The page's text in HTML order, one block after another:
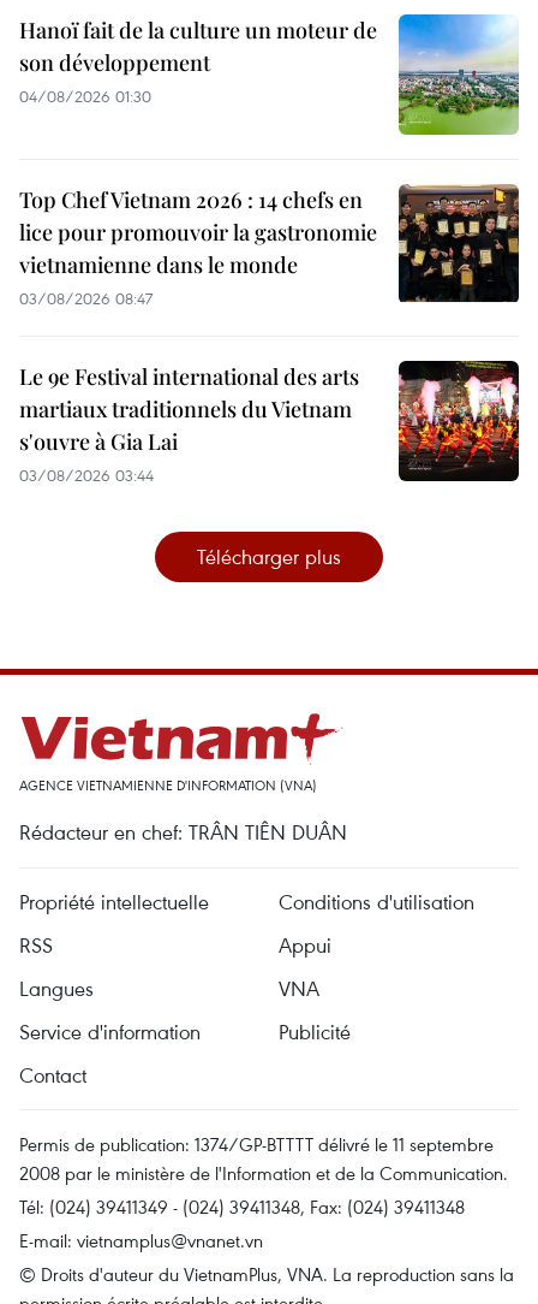
Hanoï fait de la culture un moteur de
son développement
04/08/2026 01:30
Top Chef Vietnam 2026 : 14 chefs en
lice pour promouvoir la gastronomie
vietnamienne dans le monde
03/08/2026 08:47
Le 9e Festival international des arts
martiaux traditionnels du Vietnam
s'ouvre à Gia Lai
03/08/2026 03:44
Télécharger plus
AGENCE VIETNAMIENNE D'INFORMATION (VNA)
Rédacteur en chef: TRÂN TIÊN DUÂN
Propriété intellectuelle
Conditions d'utilisation
RSS
Appui
Langues
VNA
Service d'information
Publicité
Contact
Permis de publication: 1374/GP-BTTTT délivré le 11 septembre
2008 par le ministère de l'Information et de la Communication.
Tél: (024) 39411349 - (024) 39411348, Fax: (024) 39411348
E-mail: vietnamplus@vnanet.vn
© Droits d'auteur du VietnamPlus, VNA. La reproduction sans la